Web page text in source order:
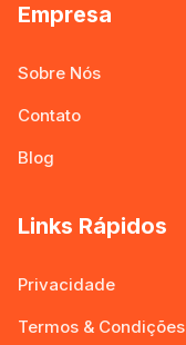
Empresa
Sobre Nós
Contato
Blog
Links Rápidos
Privacidade
Termos & Condições